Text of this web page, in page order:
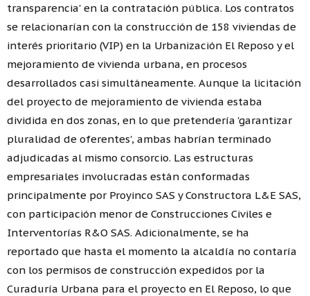
transparencia' en la contratación pública. Los contratos
se relacionarían con la construcción de 158 viviendas de
interés prioritario (VIP) en la Urbanización El Reposo y el
mejoramiento de vivienda urbana, en procesos
desarrollados casi simultáneamente. Aunque la licitación
del proyecto de mejoramiento de vivienda estaba
dividida en dos zonas, en lo que pretendería 'garantizar
pluralidad de oferentes', ambas habrían terminado
adjudicadas al mismo consorcio. Las estructuras
empresariales involucradas están conformadas
principalmente por Proyinco SAS y Constructora L&E SAS,
con participación menor de Construcciones Civiles e
Interventorías R&O SAS. Adicionalmente, se ha
reportado que hasta el momento la alcaldía no contaría
con los permisos de construcción expedidos por la
Curaduría Urbana para el proyecto en El Reposo, lo que